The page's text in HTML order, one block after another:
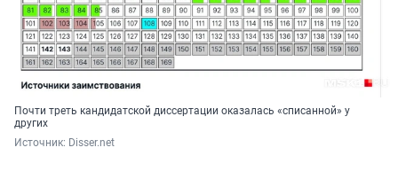
Почти треть кандидатской диссертации оказалась «списанной» у
других
Источник: Disser.net